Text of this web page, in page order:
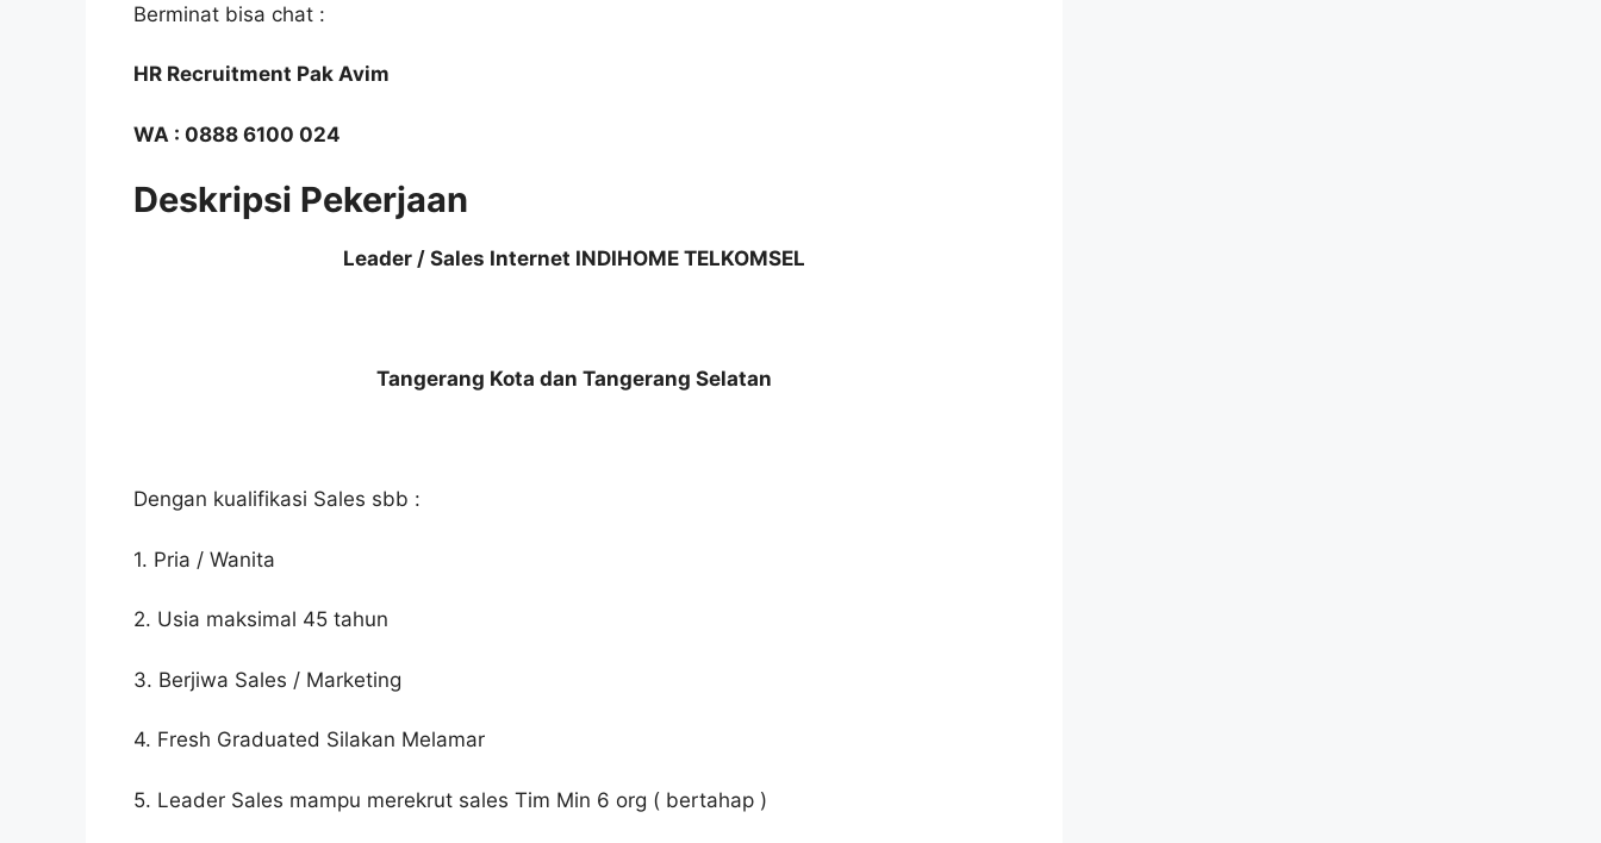
Berminat bisa chat :
HR Recruitment Pak Avim
WA : 0888 6100 024
Deskripsi Pekerjaan
Leader / Sales Internet INDIHOME TELKOMSEL
Tangerang Kota dan Tangerang Selatan
Dengan kualifikasi Sales sbb :
1. Pria / Wanita
2. Usia maksimal 45 tahun
3. Berjiwa Sales / Marketing
4. Fresh Graduated Silakan Melamar
5. Leader Sales mampu merekrut sales Tim Min 6 org ( bertahap )